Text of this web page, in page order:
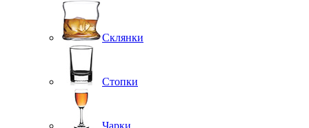
Склянки
Стопки
Чарки